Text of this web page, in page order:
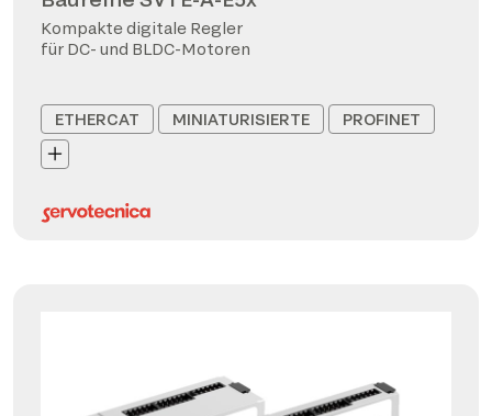
Kompakte digitale Regler
für DC- und BLDC-Motoren
ETHERCAT MINIATURISIERTE PROFINET